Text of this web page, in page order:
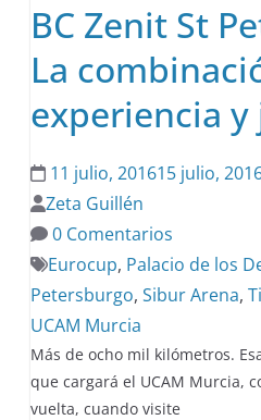
BC Zenit St
La
experiencia
11 julio, 201615 julio,
Zeta Guillén
0 Comentarios
Eurocup, Palacio de los
Petersburgo,Sibur Arena,
UCAM Murcia
Más de ocho mil kilómetros.
que cargará el UCAM Murcia,
vuelta, cuando visite